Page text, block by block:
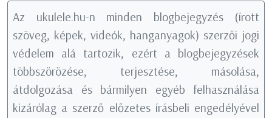
Az ukulele.hu-n minden blogbejegyzés (írott
szöveg, képek, videók, hanganyagok) szerzői jogi
védelem alá tartozik, ezért a blogbejegyzések
többszörözése, terjesztése, másolása,
átdolgozása és bármilyen egyéb felhasználása
kizárólag a szerző előzetes írásbeli engedélyével